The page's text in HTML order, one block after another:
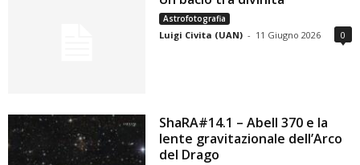
Astrofotografia
Luigi Civita (UAN) - 11 Giugno 2026 0
ShaRA#14.1 – Abell 370 e la
lente gravitazionale dell’Arco
del Drago